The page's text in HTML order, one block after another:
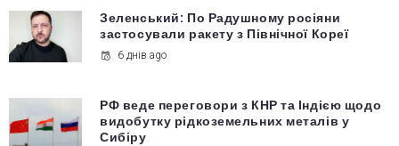
Зеленський: По Радушному росіяни
застосували ракету з Північної Кореї
6 днів ago
РФ веде переговори з КНР та Індією щодо
видобутку рідкоземельних металів у
Сибіру